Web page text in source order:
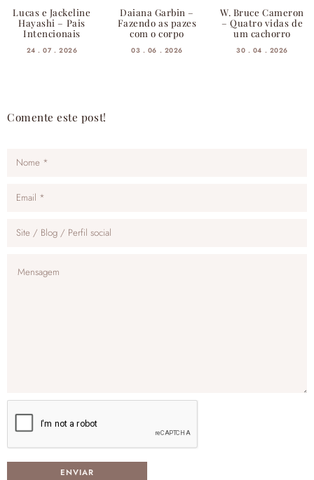
Lucas e Jackeline
Hayashi – Pais
Intencionais
24 . 07 . 2026
Daiana Garbin –
Fazendo as pazes
com o corpo
03 . 06 . 2026
W. Bruce Cameron
– Quatro vidas de
um cachorro
30 . 04 . 2026
Comente este post!